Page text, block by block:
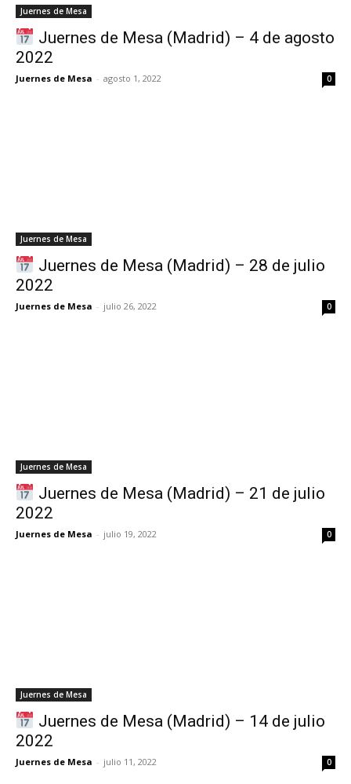
Juernes de Mesa
Juernes de Mesa (Madrid) – 4 de agosto
2022
Juernes de Mesa - agosto 1, 2022 0
Juernes de Mesa
Juernes de Mesa (Madrid) – 28 de julio
2022
Juernes de Mesa - julio 26, 2022 0
Juernes de Mesa
Juernes de Mesa (Madrid) – 21 de julio
2022
Juernes de Mesa - julio 19, 2022 0
Juernes de Mesa
Juernes de Mesa (Madrid) – 14 de julio
2022
Juernes de Mesa - julio 11, 2022 0